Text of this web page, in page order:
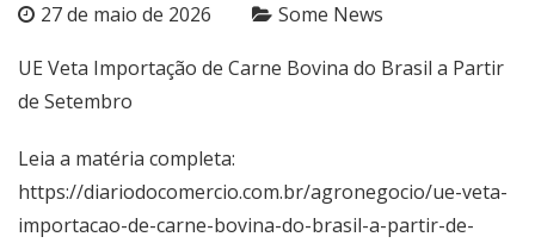
27 de maio de 2026 Some News
UE Veta Importação de Carne Bovina do Brasil a Partir
de Setembro
Leia a matéria completa:
https://diariodocomercio.com.br/agronegocio/ue-veta-
importacao-de-carne-bovina-do-brasil-a-partir-de-